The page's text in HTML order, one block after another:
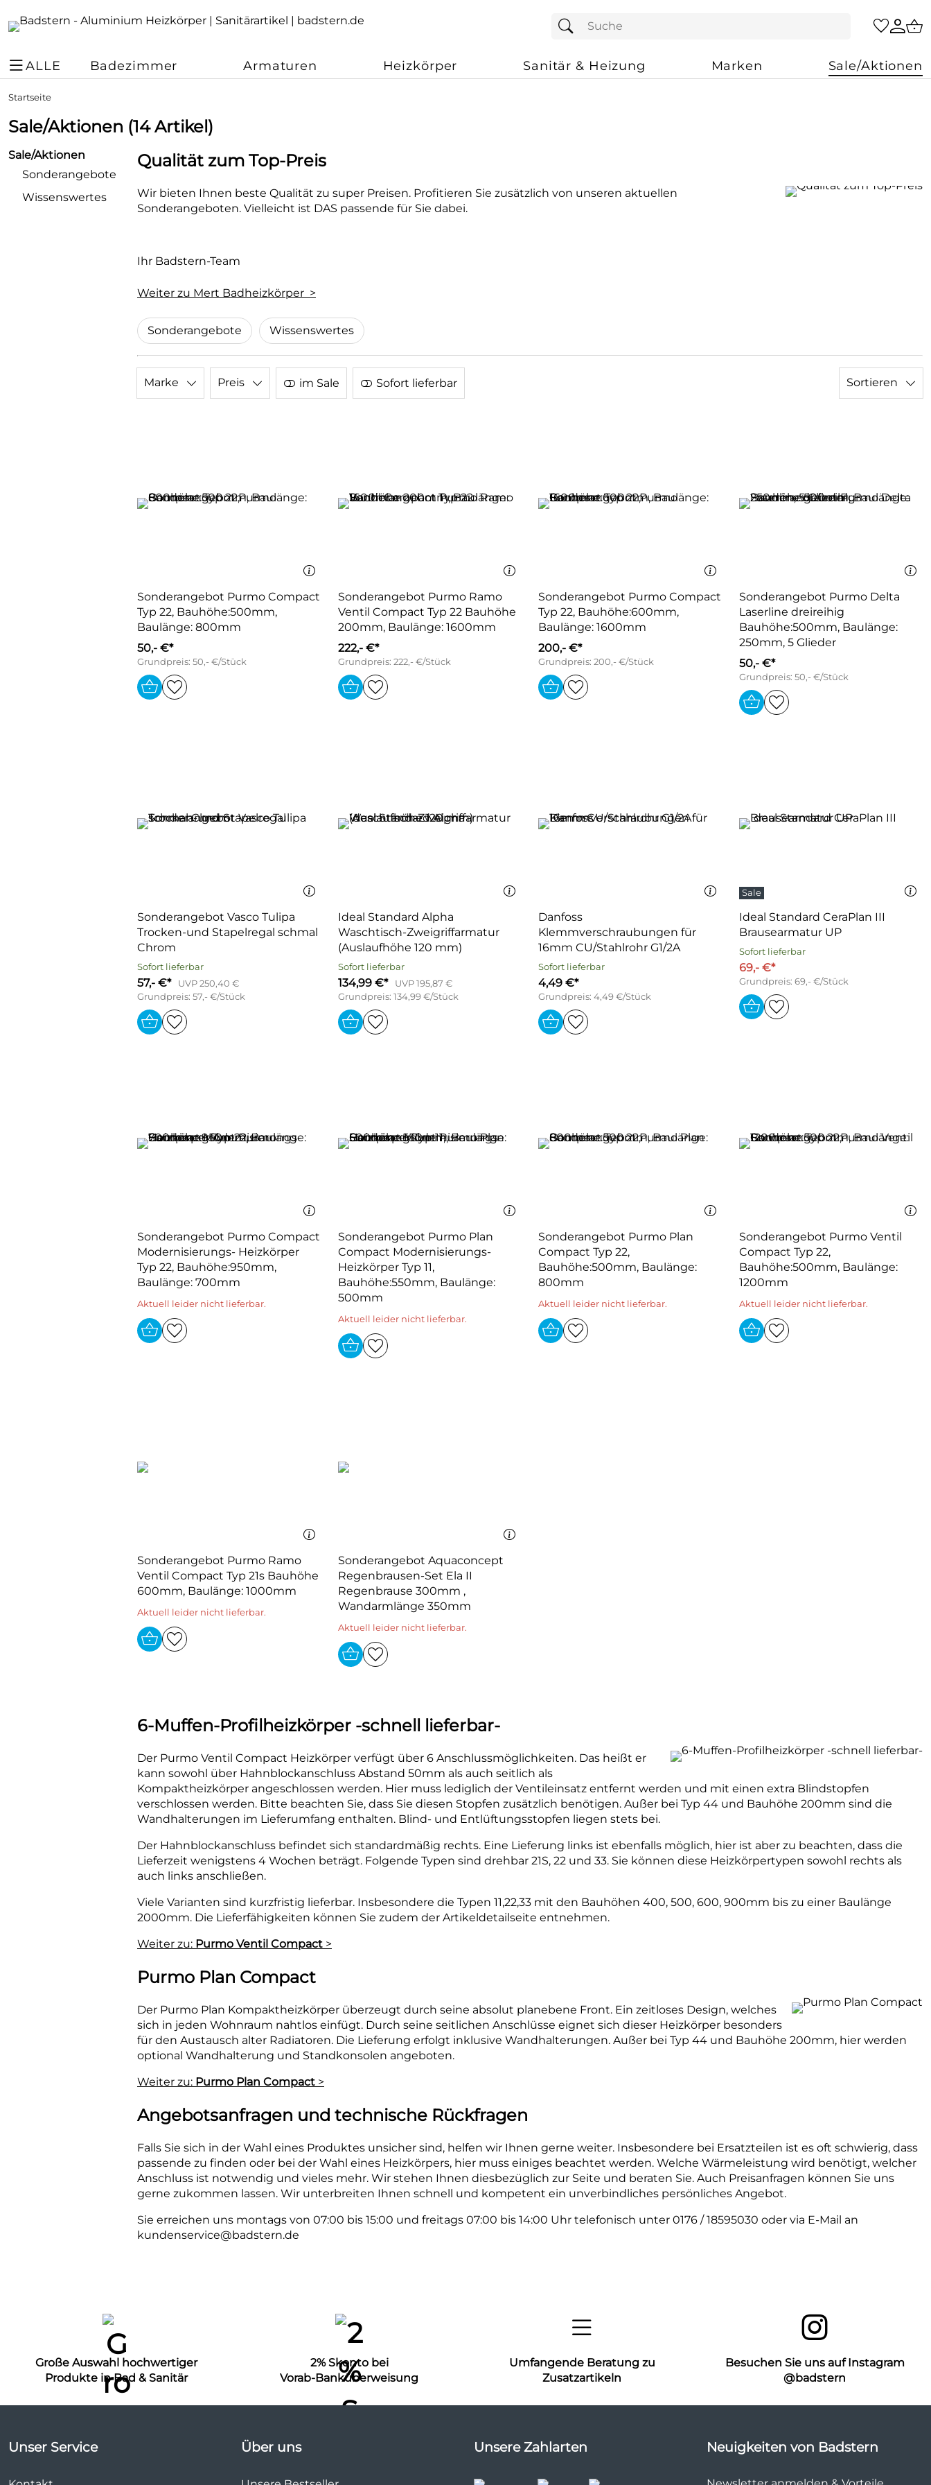
ALLE Badezimmer Armaturen Heizkörper Sanitär & Heizung Marken Sale/Aktionen
Startseite
Sale/Aktionen (14 Artikel)
Sale/Aktionen
Sonderangebote
Wissenswertes
Qualität zum Top-Preis
Wir bieten Ihnen beste Qualität zu super Preisen. Profitieren Sie zusätzlich von unseren aktuellen
Sonderangeboten. Vielleicht ist DAS passende für Sie dabei.
Ihr Badstern-Team
Weiter zu Mert Badheizkörper >
Sonderangebote Wissenswertes
Marke Preis im Sale Sofort lieferbar Sortieren
Sonderangebot Purmo Compact
Typ 22, Bauhöhe:500mm,
Baulänge: 800mm
50,- €*
Grundpreis: 50,- €/Stück
Sonderangebot Purmo Ramo
Ventil Compact Typ 22 Bauhöhe
200mm, Baulänge: 1600mm
222,- €*
Grundpreis: 222,- €/Stück
Sonderangebot Purmo Compact
Typ 22, Bauhöhe:600mm,
Baulänge: 1600mm
200,- €*
Grundpreis: 200,- €/Stück
Sonderangebot Purmo Delta
Laserline dreireihig
Bauhöhe:500mm, Baulänge:
250mm, 5 Glieder
50,- €*
Grundpreis: 50,- €/Stück
Sonderangebot Vasco Tulipa
Trocken-und Stapelregal schmal
Chrom
Sofort lieferbar
57,- €*
UVP 250,40 €
Grundpreis: 57,- €/Stück
Ideal Standard Alpha
Waschtisch-Zweigriffarmatur
(Auslaufhöhe 120 mm)
Sofort lieferbar
134,99 €*
UVP 195,87 €
Grundpreis: 134,99 €/Stück
Danfoss
Klemmverschraubungen für
16mm CU/Stahlrohr G1/2A
Sofort lieferbar
4,49 €*
Grundpreis: 4,49 €/Stück
Ideal Standard CeraPlan III
Brausearmatur UP
Sofort lieferbar
69,- €*
Grundpreis: 69,- €/Stück
Sonderangebot Purmo Compact
Modernisierungs- Heizkörper
Typ 22, Bauhöhe:950mm,
Baulänge: 700mm
Aktuell leider nicht lieferbar.
Sonderangebot Purmo Plan
Compact Modernisierungs-
Heizkörper Typ 11,
Bauhöhe:550mm, Baulänge:
500mm
Aktuell leider nicht lieferbar.
Sonderangebot Purmo Plan
Compact Typ 22,
Bauhöhe:500mm, Baulänge:
800mm
Aktuell leider nicht lieferbar.
Sonderangebot Purmo Ventil
Compact Typ 22,
Bauhöhe:500mm, Baulänge:
1200mm
Aktuell leider nicht lieferbar.
Sonderangebot Purmo Ramo
Ventil Compact Typ 21s Bauhöhe
600mm, Baulänge: 1000mm
Aktuell leider nicht lieferbar.
Sonderangebot Aquaconcept
Regenbrausen-Set Ela II
Regenbrause 300mm ,
Wandarmlänge 350mm
Aktuell leider nicht lieferbar.
6-Muffen-Profilheizkörper -schnell lieferbar-
Der Purmo Ventil Compact Heizkörper verfügt über 6 Anschlussmöglichkeiten. Das heißt er
kann sowohl über Hahnblockanschluss Abstand 50mm als auch seitlich als
Kompaktheizkörper angeschlossen werden. Hier muss lediglich der Ventileinsatz entfernt werden und mit einen extra Blindstopfen
verschlossen werden. Bitte beachten Sie, dass Sie diesen Stopfen zusätzlich benötigen. Außer bei Typ 44 und Bauhöhe 200mm sind die
Wandhalterungen im Lieferumfang enthalten. Blind- und Entlüftungsstopfen liegen stets bei.
Der Hahnblockanschluss befindet sich standardmäßig rechts. Eine Lieferung links ist ebenfalls möglich, hier ist aber zu beachten, dass die
Lieferzeit wenigstens 4 Wochen beträgt. Folgende Typen sind drehbar 21S, 22 und 33. Sie können diese Heizkörpertypen sowohl rechts als
auch links anschließen.
Viele Varianten sind kurzfristig lieferbar. Insbesondere die Typen 11,22,33 mit den Bauhöhen 400, 500, 600, 900mm bis zu einer Baulänge
2000mm. Die Lieferfähigkeiten können Sie zudem der Artikeldetailseite entnehmen.
Weiter zu: Purmo Ventil Compact >
Purmo Plan Compact
Der Purmo Plan Kompaktheizkörper überzeugt durch seine absolut planebene Front. Ein zeitloses Design, welches
sich in jeden Wohnraum nahtlos einfügt. Durch seine seitlichen Anschlüsse eignet sich dieser Heizkörper besonders
für den Austausch alter Radiatoren. Die Lieferung erfolgt inklusive Wandhalterungen. Außer bei Typ 44 und Bauhöhe 200mm, hier werden
optional Wandhalterung und Standkonsolen angeboten.
Weiter zu: Purmo Plan Compact >
Angebotsanfragen und technische Rückfragen
Falls Sie sich in der Wahl eines Produktes unsicher sind, helfen wir Ihnen gerne weiter. Insbesondere bei Ersatzteilen ist es oft schwierig, dass
passende zu finden oder bei der Wahl eines Heizkörpers, hier muss einiges beachtet werden. Welche Wärmeleistung wird benötigt, welcher
Anschluss ist notwendig und vieles mehr. Wir stehen Ihnen diesbezüglich zur Seite und beraten Sie. Auch Preisanfragen können Sie uns
gerne zukommen lassen. Wir unterbreiten Ihnen schnell und kompetent ein unverbindliches persönliches Angebot.
Sie erreichen uns montags von 07:00 bis 15:00 und freitags 07:00 bis 14:00 Uhr telefonisch unter 0176 / 18595030 oder via E-Mail an
kundenservice@badstern.de
Große Auswahl hochwertiger
Produkte in Bad & Sanitär
2% Skonto bei
Vorab-Banküberweisung
Umfangende Beratung zu
Zusatzartikeln
Besuchen Sie uns auf Instagram
@badstern
Unser Service Über uns Unsere Zahlarten Neuigkeiten von Badstern